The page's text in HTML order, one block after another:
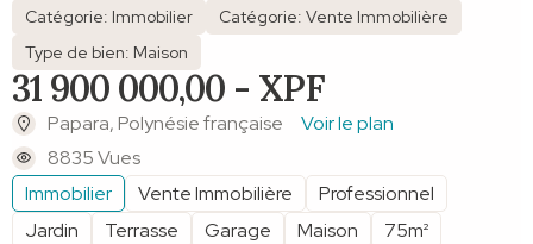
Catégorie: Immobilier
Catégorie: Vente Immobilière
Type de bien: Maison
31 900 000,00 - XPF
Papara, Polynésie française
Voir le plan
8835 Vues
Immobilier
Vente Immobilière
Professionnel
Jardin
Terrasse Garage Maison
75m²